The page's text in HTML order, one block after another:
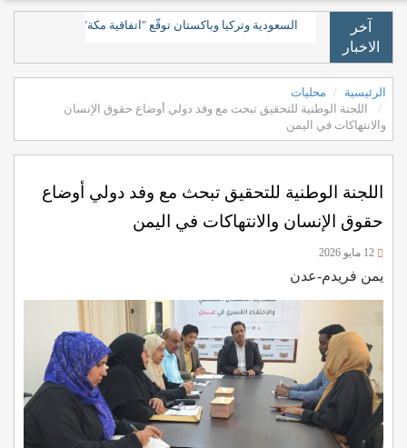
آخر
الاخبار
السعودية وتركيا وباكستان توقّع "اتفاقية مكة" للدفاع المشترك
الرئيسية
محليات
اللجنة الوطنية للتحقيق تبحث مع وفد دولي أوضاع حقوق الإنسان
والانتهاكات في اليمن
اللجنة الوطنية للتحقيق تبحث مع وفد دولي أوضاع
حقوق الإنسان والانتهاكات في اليمن
يمن فريدم-عدن